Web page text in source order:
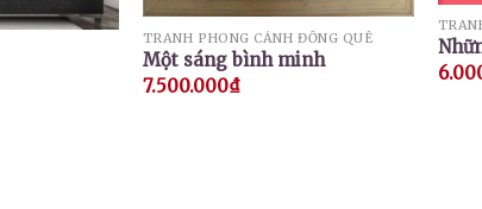
TRANH PHONG CẢNH ĐỒNG QUÊ
Một sáng bình minh
7.500.000₫